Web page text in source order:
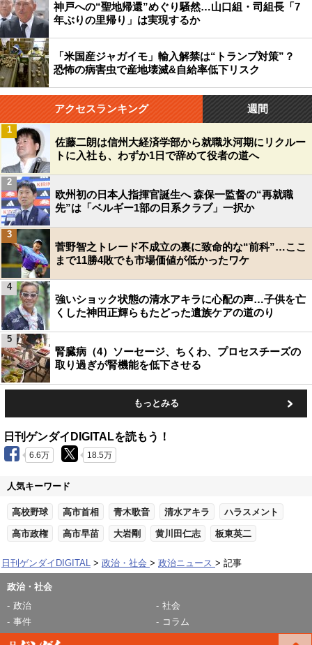
神戸への“聖地帰還”めぐり騒然…山口組・司組長「7
年ぶりの里帰り」は実現するか
「米国産ジャガイモ」輸入解禁は“トランプ対策”？
恐怖の病害虫で産地壊滅&自給率低下リスク
アクセスランキング 週間
佐藤二朗は信州大経済学部から就職氷河期にリクルー
トに入社も、わずか1日で辞めて役者の道へ
1
欧州初の日本人指揮官誕生へ 森保一監督の“再就職
先”は「ベルギー1部の日系クラブ」一択か
2
菅野智之トレード不成立の裏に致命的な“前科”…ここ
まで11勝4敗でも市場価値が低かったワケ
3
強いショック状態の清水アキラに心配の声…子供を亡
くした神田正輝らもたどった遺族ケアの道のり
4
腎臓病（4）ソーセージ、ちくわ、プロセスチーズの
取り過ぎが腎機能を低下させる
5
もっとみる
日刊ゲンダイDIGITALを読もう！
6.6万 18.5万
人気キーワード
高校野球 高市首相 青木歌音 清水アキラ ハラスメント
高市政権 高市早苗 大岩剛 黄川田仁志 板東英二
日刊ゲンダイDIGITAL 政治・社会 政治ニュース 記事
政治・社会
政治
社会
事件
コラム